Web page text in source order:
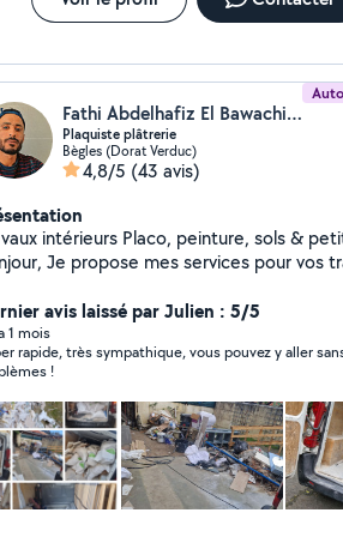
Fathi Abdelhafiz El Bawachi (FAL)
Plaquiste plâtrerie
Bègles (Dorat Verduc)
4,8/5 (43 avis)
Placo, peinture, sols & petits travaux
Je propose mes services pour vos
petits travaux et finitions. Travail
Disponible rapidement.
avis laissé par Julien : 5/5
1 mois
rapide, très sympathique, vous pouvez y aller
!